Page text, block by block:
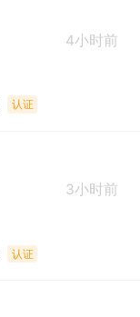
4小时前
认证
3小时前
认证